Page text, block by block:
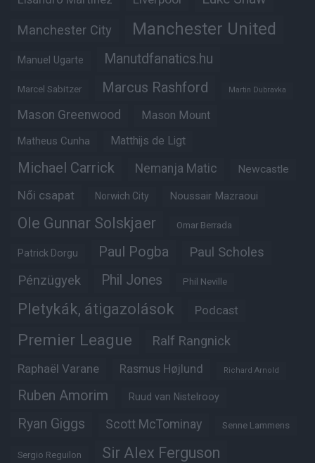
Manchester City Manchester United
Manuel Ugarte Manutdfanatics.hu
Marcel Sabitzer Marcus Rashford Martin Dubravka
Mason Greenwood Mason Mount
Matheus Cunha Matthijs de Ligt
Michael Carrick Nemanja Matic Newcastle
Női csapat Norwich City Noussair Mazraoui
Ole Gunnar Solskjaer Omar Berrada
Patrick Dorgu Paul Pogba Paul Scholes
Pénzügyek Phil Jones Phil Neville
Pletykák, átigazolások Podcast
Premier League Ralf Rangnick
Raphaël Varane Rasmus Højlund Richard Arnold
Ruben Amorim Ruud van Nistelrooy
Ryan Giggs Scott McTominay Senne Lammens
Sergio Reguilon Sir Alex Ferguson